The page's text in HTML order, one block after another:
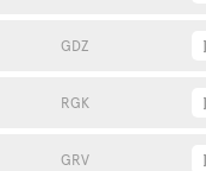
GDZ
RGK
GRV